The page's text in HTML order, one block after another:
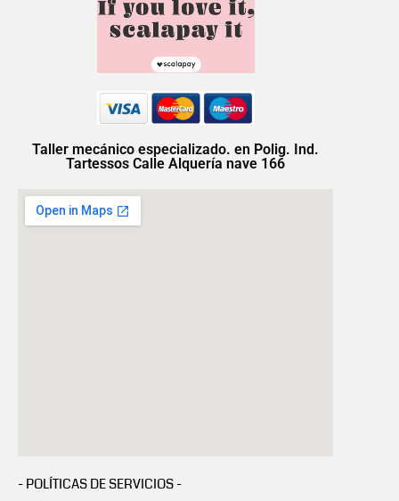
Taller mecánico especializado. en Polig. Ind.
Tartessos Calle Alquería nave 166
- POLÍTICAS DE SERVICIOS -